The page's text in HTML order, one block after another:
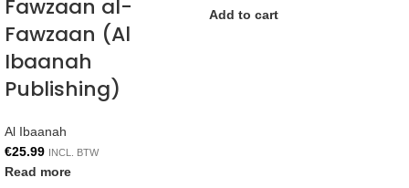
Fawzaan al-
Fawzaan (Al
Ibaanah
Publishing)
Al Ibaanah
€25.99 INCL. BTW
Read more
Add to cart